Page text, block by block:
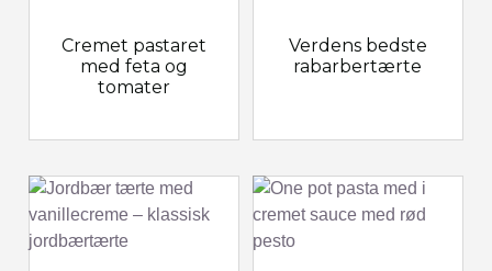
Cremet pastaret
med feta og
tomater
Verdens bedste
rabarbertærte